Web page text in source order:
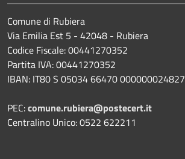
Comune di Rubiera
Via Emilia Est 5 - 42048 - Rubiera
Codice Fiscale: 00441270352
Partita IVA: 00441270352
IBAN: IT80 S 05034 66470 000000024827
PEC:comune.rubiera@postecert.it
Centralino Unico: 0522 622211